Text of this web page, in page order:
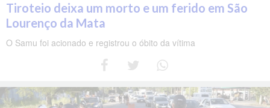
Tiroteio deixa um morto e um ferido em São
Lourenço da Mata
O Samu foi acionado e registrou o óbito da vítima